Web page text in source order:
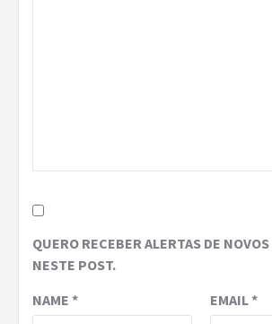
QUERO RECEBER ALERTAS DE
NESTE POST.
NAME * EMAIL*